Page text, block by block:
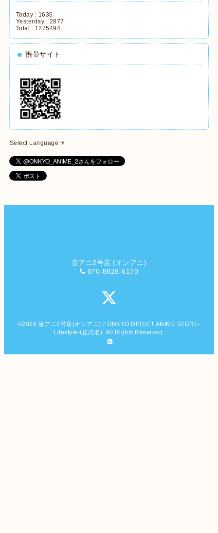
Today : 1636
Yesterday : 2877
Total : 1275494
携帯サイト
Select Language ▼
音アニ2号店 (オンアニ)
070-8828-6170
©2026 音アニ2号店(オンアニ)／ONKYO DIRECT ANIME STORE-
Lifestyle-(正式名) . All Rights Reserved.